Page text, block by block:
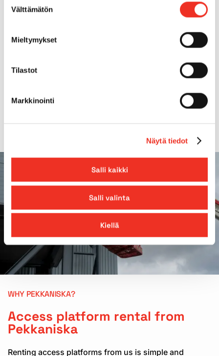
valinta
Välttämätön
Mieltymykset
Tilastot
Markkinointi
Näytä tiedot
Salli kaikki
Salli valinta
Kiellä
Tilt
Gradeability
Outreach
WHY PEKKANISKA?
Access platform rental from
Pekkaniska
Renting access platforms from us is simple and